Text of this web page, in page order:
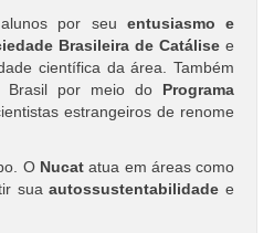
por seu entusiasmo e
Brasileira de Catálise e
científica da área. Também
Brasil por meio do Programa
estrangeiros de renome
O Nucatatua em áreas como
suaautossustentabilidade e